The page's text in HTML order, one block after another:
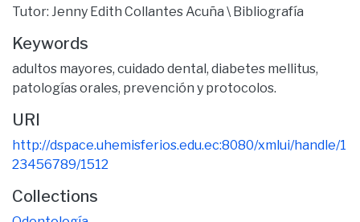
Tutor: Jenny Edith Collantes Acuña \ Bibliografía
Keywords
adultos mayores, cuidado dental, diabetes mellitus,
patologías orales, prevención y protocolos.
URI
http://dspace.uhemisferios.edu.ec:8080/xmlui/handle/1
23456789/1512
Collections